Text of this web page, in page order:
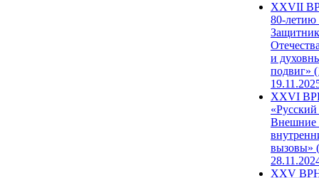
ХХVII
80-
и
подвиг»
XXVI
Внешние
вызовы»
XXV